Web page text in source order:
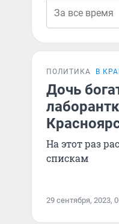
ПОЛИТИКА В
Дочь
На этот раз
спискам
29 сентября, 2023,